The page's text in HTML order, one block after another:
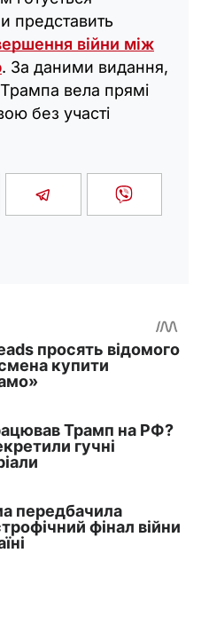
представить
війни між
. За даними видання,
вела прямі
без участі